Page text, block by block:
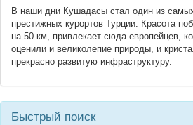
В наши дни Кушадасы стал один из
престижных курортов Турции. Красота
на 50 км, привлекает сюда европейцев,
оценили и великолепие природы, и
прекрасно развитую инфраструктуру.
Быстрый поиск